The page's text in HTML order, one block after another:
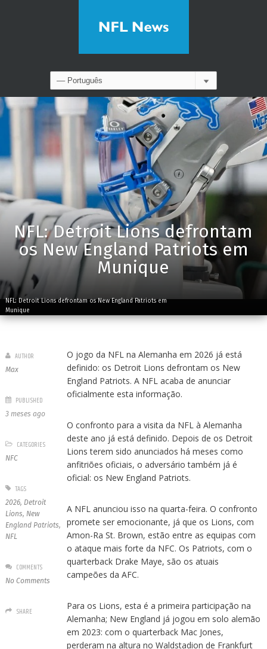
NFL: Detroit Lions defrontam
os New England Patriots em
Munique
NFL: Detroit Lions defrontam os New England Patriots em
Munique
O jogo da NFL na Alemanha em 2026 já está
definido: os Detroit Lions defrontam os New
England Patriots. A NFL acaba de anunciar
oficialmente esta informação.
O confronto para a visita da NFL à Alemanha
deste ano já está definido. Depois de os Detroit
Lions terem sido anunciados há meses como
anfitriões oficiais, o adversário também já é
oficial: os New England Patriots.
A NFL anunciou isso na quarta-feira. O confronto
promete ser emocionante, já que os Lions, com
Amon-Ra St. Brown, estão entre as equipas com
o ataque mais forte da NFC. Os Patriots, com o
quarterback Drake Maye, são os atuais
campeões da AFC.
Para os Lions, esta é a primeira participação na
Alemanha; New England já jogou em solo alemão
em 2023: com o quarterback Mac Jones,
perderam na altura no Waldstadion de Frankfurt
AUTHOR
Max
PUBLISHED
3 meses ago
CATEGORIES
NFC
TAGS
2026, Detroit
Lions, New
England Patriots,
NFL
COMMENTS
No Comments
SHARE